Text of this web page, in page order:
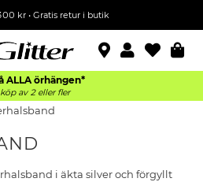
kr• Gratis retur i butik
ALLA örhängen*
av 2 eller fler
i äkta silver och förgyllt